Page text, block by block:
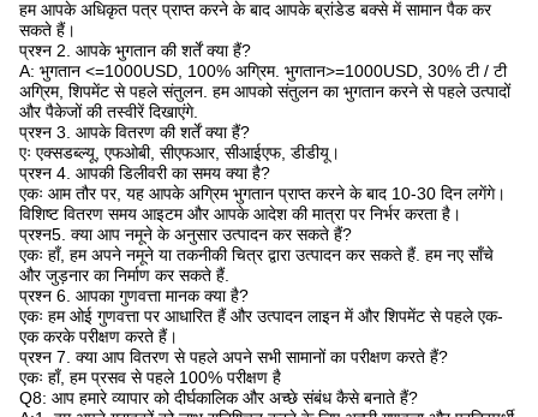
हम आपके अधिकृत पत्र प्राप्त करने के बाद आपके ब्रांडेड बक्से में सामान पैक कर
सकते हैं।
प्रश्न 2. आपके भुगतान की शर्तें क्या हैं?
A: भुगतान <=1000USD, 100% अग्रिम. भुगतान>=1000USD, 30% टी / टी
अग्रिम, शिपमेंट से पहले संतुलन. हम आपको संतुलन का भुगतान करने से पहले उत्पादों
और पैकेजों की तस्वीरें दिखाएंगे.
प्रश्न 3. आपके वितरण की शर्तें क्या हैं?
एः एक्सडब्ल्यू, एफओबी, सीएफआर, सीआईएफ, डीडीयू।
प्रश्न 4. आपकी डिलीवरी का समय क्या है?
एकः आम तौर पर, यह आपके अग्रिम भुगतान प्राप्त करने के बाद 10-30 दिन लगेंगे।
विशिष्ट वितरण समय आइटम और आपके आदेश की मात्रा पर निर्भर करता है।
प्रश्न5. क्या आप नमूने के अनुसार उत्पादन कर सकते हैं?
एकः हाँ, हम अपने नमूने या तकनीकी चित्र द्वारा उत्पादन कर सकते हैं. हम नए साँचे
और जुड़नार का निर्माण कर सकते हैं.
प्रश्न 6. आपका गुणवत्ता मानक क्या है?
एकः हम ओई गुणवत्ता पर आधारित हैं और उत्पादन लाइन में और शिपमेंट से पहले एक-
एक करके परीक्षण करते हैं।
प्रश्न 7. क्या आप वितरण से पहले अपने सभी सामानों का परीक्षण करते हैं?
एकः हाँ, हम प्रसव से पहले 100% परीक्षण है
Q8: आप हमारे व्यापार को दीर्घकालिक और अच्छे संबंध कैसे बनाते हैं?